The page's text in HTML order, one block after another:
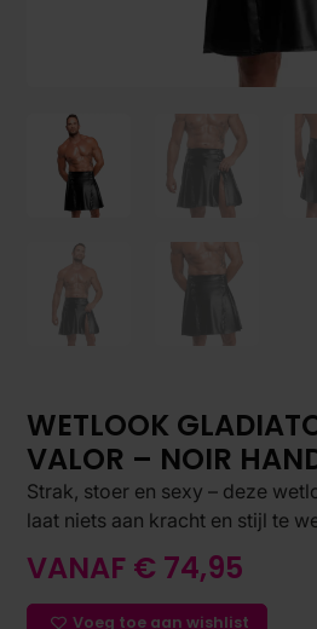
WETLOOK
VALOR – NOIR
Strak, stoer en sexy – deze
laat niets aan kracht en stijl te
VANAF € 74,95
Voeg toe aan wishlist